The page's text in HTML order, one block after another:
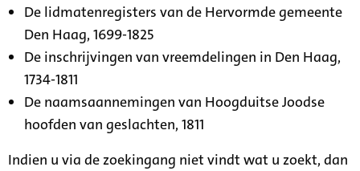
De lidmatenregisters van de Hervormde gemeente
Den Haag, 1699-1825
De inschrijvingen van vreemdelingen in Den Haag,
1734-1811
De naamsaannemingen van Hoogduitse Joodse
hoofden van geslachten, 1811
Indien u via de zoekingang niet vindt wat u zoekt, dan